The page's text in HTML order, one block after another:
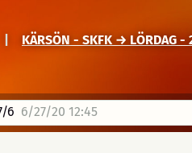
KÄRSÖN - SKFK → LÖRDAG -
6 6/27/20 12:45